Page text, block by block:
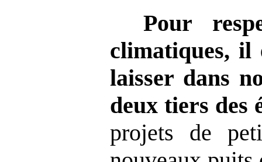
Pour
climatiques, il
laisser dans
deux tiers des
projets de